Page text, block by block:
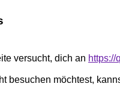
versucht, dich an https://
besuchen möchtest,